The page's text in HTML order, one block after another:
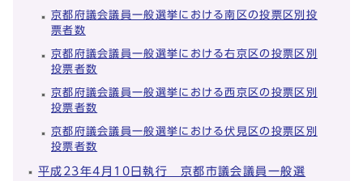
京都府議会議員一般選挙における南区の投票区別投
票者数
京都府議会議員一般選挙における右京区の投票区別
投票者数
京都府議会議員一般選挙における西京区の投票区別
投票者数
京都府議会議員一般選挙における伏見区の投票区別
投票者数
平成23年4月10日執行 京都市議会議員一般選